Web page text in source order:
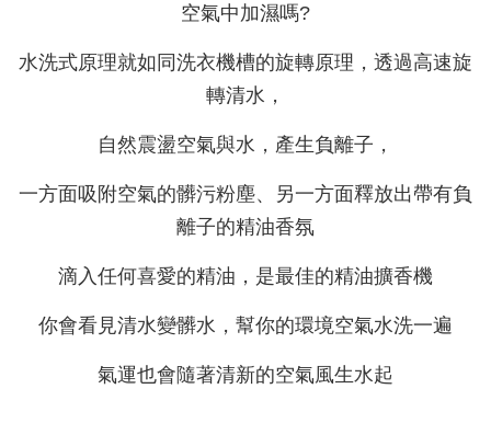
空氣中加濕嗎?
水洗式原理就如同洗衣機槽的旋轉原理，透過高速旋
轉清水，
自然震盪空氣與水，產生負離子，
一方面吸附空氣的髒污粉塵、另一方面釋放出帶有負
離子的精油香氛
滴入任何喜愛的精油，是最佳的精油擴香機
你會看見清水變髒水，幫你的環境空氣水洗一遍
氣運也會隨著清新的空氣風生水起